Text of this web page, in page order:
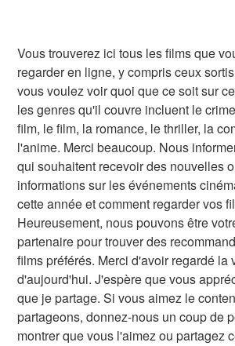
Vous trouverez ici tous les films que
regarder en ligne, y compris ceux
vous voulez voir quoi que ce soit sur
les genres qu'il couvre incluent le
film, le film, la romance, le thriller, la
l'anime. Merci beaucoup. Nous
qui souhaitent recevoir des nouvelles
informations sur les événements
cette année et comment regarder vos
Heureusement, nous pouvons être
partenaire pour trouver des
films préférés. Merci d'avoir regardé la
d'aujourd'hui. J'espère que vous
que je partage. Si vous aimez le
partageons, donnez-nous un coup de
montrer que vous l'aimez ou partagez